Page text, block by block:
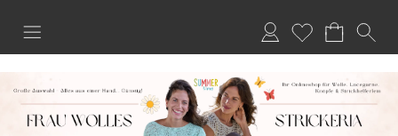
Anmelden
Merkliste